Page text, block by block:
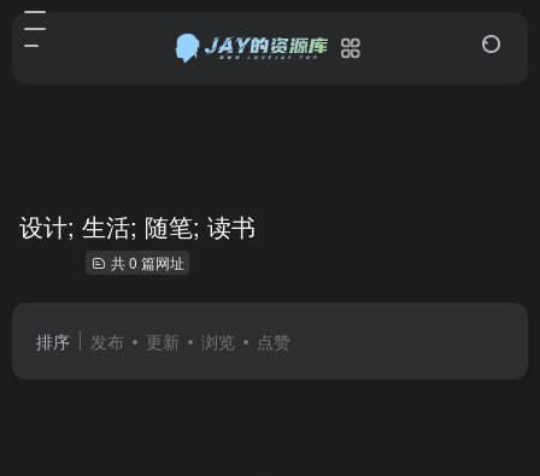
设计; 生活; 随笔; 读书
共 0 篇网址
排序 发布 更新 浏览 点赞